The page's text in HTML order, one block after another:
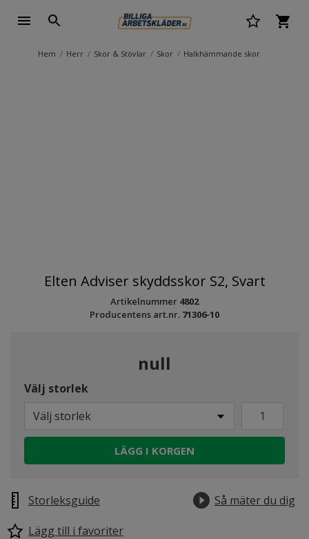
Hem Herr Skor & Stövlar Skor Halkhämmande skor
Elten Adviser skyddsskor S2, Svart
Artikelnummer 4802
Producentens art.nr. 71306-10
null
Välj storlek
Välj storlek
LÄGG I KORGEN
Storleksguide
Så mäter du dig
Lägg till i favoriter